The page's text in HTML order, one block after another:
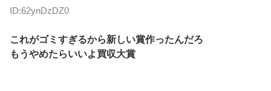
ID:62ynDzDZ0
これがゴミすぎるから新しい賞作ったんだろ
もうやめたらいいよ買収大賞